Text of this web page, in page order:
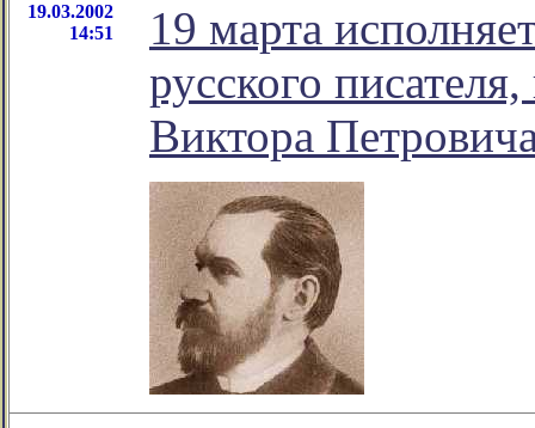
19.03.2002
14:51
19 марта
русского
Виктора